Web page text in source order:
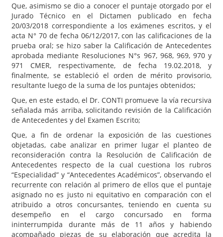
Que, asimismo se dio a conocer el puntaje otorgado por el
Jurado Técnico en el Dictamen publicado en fecha
20/03/2018 correspondiente a los exámenes escritos, y el
acta N° 70 de fecha 06/12/2017, con las calificaciones de la
prueba oral; se hizo saber la Calificación de Antecedentes
aprobada mediante Resoluciones N°s 967, 968, 969, 970 y
971 CMER, respectivamente, de fecha 19.02.2018, y
finalmente, se estableció el orden de mérito provisorio,
resultante luego de la suma de los puntajes obtenidos;
Que, en este estado, el Dr. CONTI promueve la vía recursiva
señalada más arriba, solicitando revisión de la Calificación
de Antecedentes y del Examen Escrito;
Que, a fin de ordenar la exposición de las cuestiones
objetadas, cabe analizar en primer lugar el planteo de
reconsideración contra la Resolución de Calificación de
Antecedentes respecto de la cual cuestiona los rubros
“Especialidad” y “Antecedentes Académicos”, observando el
recurrente con relación al primero de ellos que el puntaje
asignado no es justo ni equitativo en comparación con el
atribuido a otros concursantes, teniendo en cuenta su
desempeño en el cargo concursado en forma
ininterrumpida durante más de 11 años y habiendo
acompañado piezas de su elaboración que acredita la